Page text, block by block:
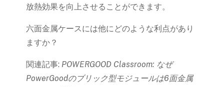
放熱効果を向上させることができます。
六面金属ケースには他にどのような利点があり
ますか？
関連記事: POWERGOOD Classroom: なぜ
PowerGoodのブリック型モジュールは6面金属